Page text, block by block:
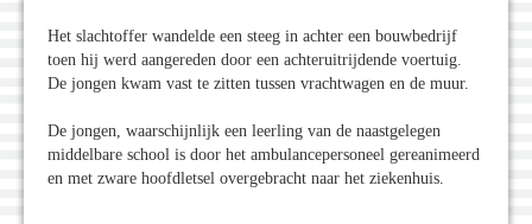
Het slachtoffer wandelde een steeg in achter een bouwbedrijf
toen hij werd aangereden door een achteruitrijdende voertuig.
De jongen kwam vast te zitten tussen vrachtwagen en de muur.
De jongen, waarschijnlijk een leerling van de naastgelegen
middelbare school is door het ambulancepersoneel gereanimeerd
en met zware hoofdletsel overgebracht naar het ziekenhuis.